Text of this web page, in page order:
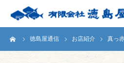
徳島屋通信 お店紹介 真っ
HOME